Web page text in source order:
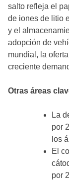
salto refleja el
de iones de litio
y el
adopción de
mundial, la
creciente
Otras áreas
La
por
los
El
por